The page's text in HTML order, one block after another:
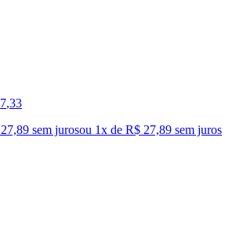
,33
sem jurosou 1x de R$ 27,89 sem juros